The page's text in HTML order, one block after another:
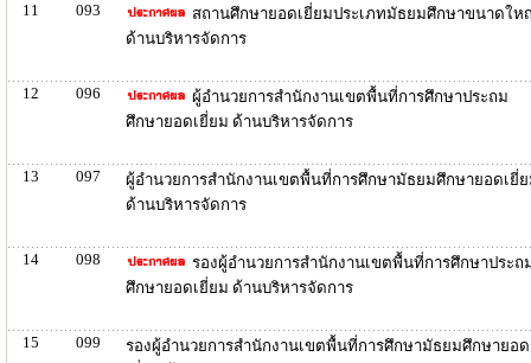
11 093
สถานศึกษายอดเยี่ยมประเภทมัธยมศึกษาขนาดให
ด้านบริหารจัดการ
12 096
ผู้อำนวยการสำนักงานเขตพื้นที่การศึกษาประถม
ศึกษายอดเยี่ยม ด้านบริหารจัดการ
13 097
ผู้อำนวยการสำนักงานเขตพื้นที่การศึกษามัธยมศึกษายอดเยี่
ด้านบริหารจัดการ
14 098
รองผู้อำนวยการสำนักงานเขตพื้นที่การศึกษาประถ
ศึกษายอดเยี่ยม ด้านบริหารจัดการ
15 099
รองผู้อำนวยการสำนักงานเขตพื้นที่การศึกษามัธยมศึกษายอด